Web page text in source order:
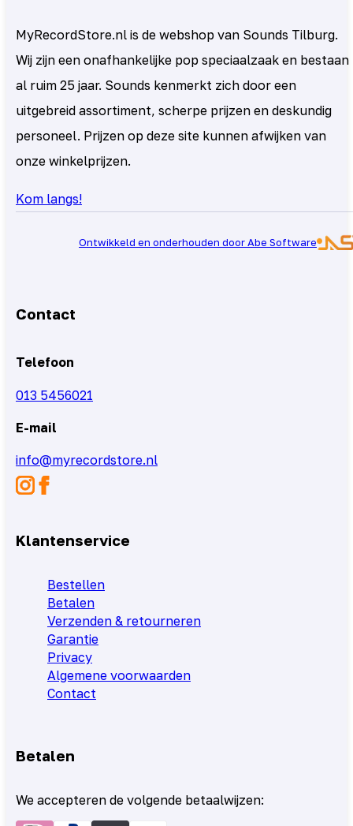
MyRecordStore.nl is de webshop van Sounds Tilburg.
Wij zijn een onafhankelijke pop speciaalzaak en bestaan
al ruim 25 jaar. Sounds kenmerkt zich door een
uitgebreid assortiment, scherpe prijzen en deskundig
personeel. Prijzen op deze site kunnen afwijken van
onze winkelprijzen.
Kom langs!
Ontwikkeld en onderhouden door Abe Software
Contact
Telefoon
013 5456021
E-mail
info@myrecordstore.nl
Klantenservice
Bestellen
Betalen
Verzenden & retourneren
Garantie
Privacy
Algemene voorwaarden
Contact
Betalen
We accepteren de volgende betaalwijzen: